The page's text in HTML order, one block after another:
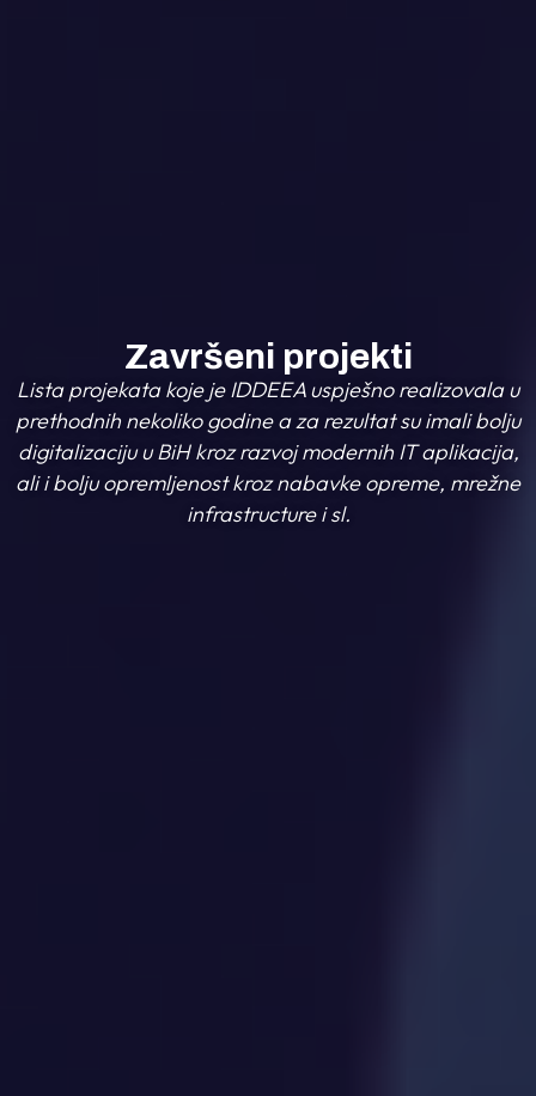
Završeni projekti
Lista projekata koje je IDDEEA uspješno realizovala u
prethodnih nekoliko godine a za rezultat su imali bolju
digitalizaciju u BiH kroz razvoj modernih IT aplikacija,
ali i bolju opremljenost kroz nabavke opreme, mrežne
infrastructure i sl.